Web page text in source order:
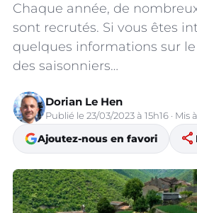
Chaque année, de
sont recrutés. Si vous êtes
quelques informations sur
des saisonniers…
Dorian Le Hen
Publié le 23/03/2023 à 15h16 · Mis
Ajoutez-nous en favori share